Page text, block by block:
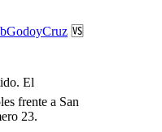
🆚
El
frente a San
23.